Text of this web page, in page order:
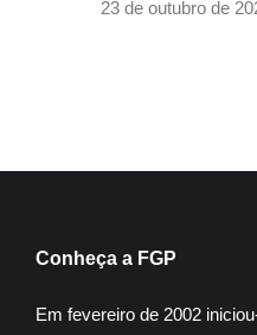
23 de outubro de
Conheça a FGP
Em fevereiro de 2002